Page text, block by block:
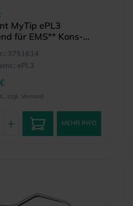
MyTip ePL3
für EMS** Kons-
3751614
ePL3
zzgl. Versand
MEHR INFO